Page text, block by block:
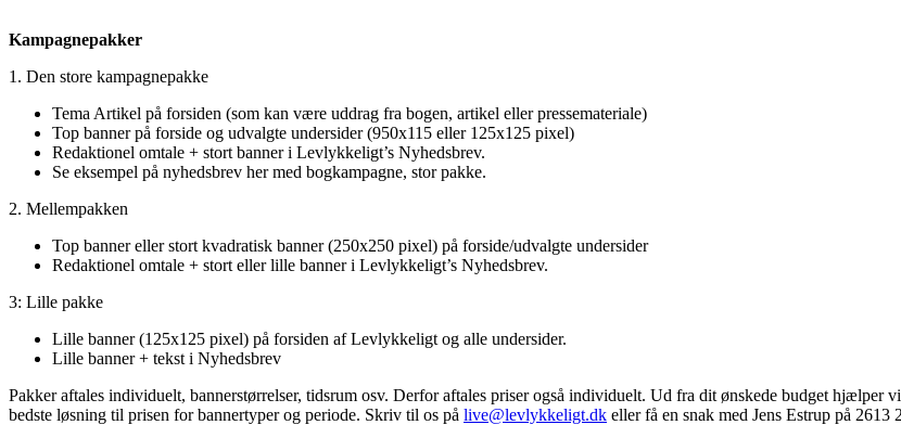
Kampagnepakker
1. Den store kampagnepakke
Tema Artikel på forsiden (som kan være uddrag fra bogen, artikel eller pressemateriale)
Top banner på forside og udvalgte undersider (950x115 eller 125x125 pixel)
Redaktionel omtale + stort banner i Levlykkeligt’s Nyhedsbrev.
Se eksempel på nyhedsbrev her med bogkampagne, stor pakke.
2. Mellempakken
Top banner eller stort kvadratisk banner (250x250 pixel) på forside/udvalgte undersider
Redaktionel omtale + stort eller lille banner i Levlykkeligt’s Nyhedsbrev.
3: Lille pakke
Lille banner (125x125 pixel) på forsiden af Levlykkeligt og alle undersider.
Lille banner + tekst i Nyhedsbrev
Pakker aftales individuelt, bannerstørrelser, tidsrum osv. Derfor aftales priser også individuelt. Ud fra dit ønskede budget hjælper
bedste løsning til prisen for bannertyper og periode. Skriv til os på live@levlykkeligt.dk eller få en snak med Jens Estrup på 2613